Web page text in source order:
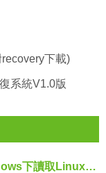
下載)
系統V1.0版
WinAllFS——Windows下讀取Linux分區的免費工具